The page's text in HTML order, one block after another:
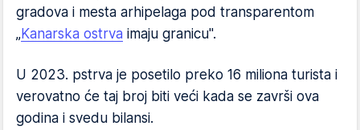
gradova i mesta arhipelaga pod transparentom
„Kanarska ostrva imaju granicu".
U 2023. pstrva je posetilo preko 16 miliona turista i
verovatno će taj broj biti veći kada se završi ova
godina i svedu bilansi.